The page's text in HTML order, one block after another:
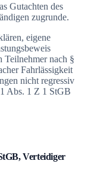
Gutachten des
zugrunde.
eigene
Teilnehmer nach §
Fahrlässigkeit
nicht regressiv
Abs. 1 Z 1 StGB
Verteidiger